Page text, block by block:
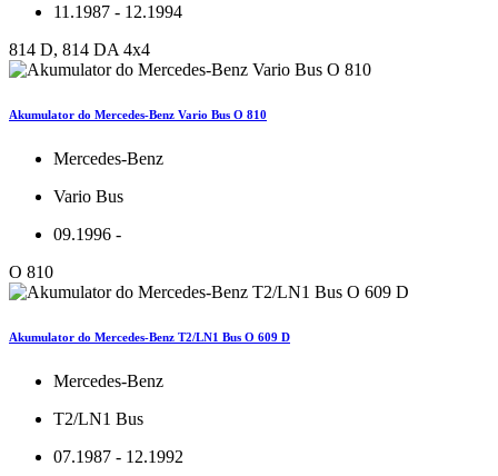
11.1987 - 12.1994
814 D, 814 DA 4x4
Akumulator do Mercedes-Benz Vario Bus O 810
Mercedes-Benz
Vario Bus
09.1996 -
O 810
Akumulator do Mercedes-Benz T2/LN1 Bus O 609 D
Mercedes-Benz
T2/LN1 Bus
07.1987 - 12.1992